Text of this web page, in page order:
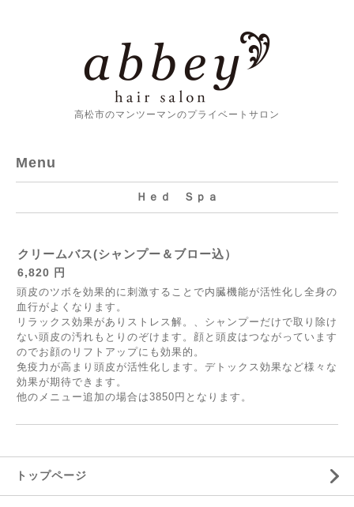
高松市のマンツーマンのプライベートサロン
Menu
Ｈｅｄ Ｓｐａ
クリームバス(シャンプー＆ブロー込）
6,820 円
頭皮のツボを効果的に刺激することで内臓機能が活性化し全身の
血行がよくなります。
リラックス効果がありストレス解。、シャンプーだけで取り除け
ない頭皮の汚れもとりのぞけます。顔と頭皮はつながっています
のでお顔のリフトアップにも効果的。
免疫力が高まり頭皮が活性化します。デトックス効果など様々な
効果が期待できます。
他のメニュー追加の場合は3850円となります。
トップページ